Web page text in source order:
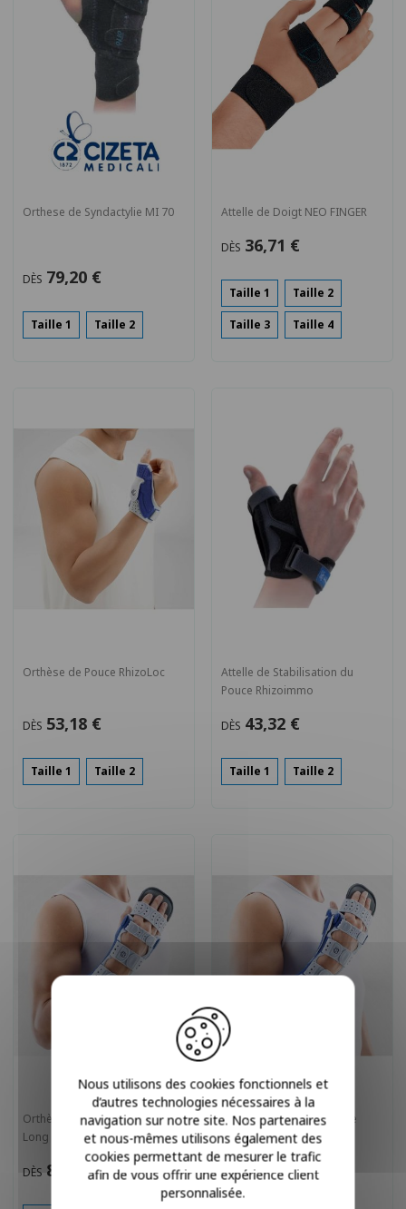
Orthese de Syndactylie MI 70
DÈS 79,20 €
Taille 1 Taille 2
Attelle de Doigt NEO FINGER
DÈS 36,71 €
Taille 1 Taille 2
Taille 3 Taille 4
Orthèse de Pouce RhizoLoc
DÈS 53,18 €
Taille 1 Taille 2
Attelle de Stabilisation du
Pouce Rhizoimmo
DÈS 43,32 €
Taille 1 Taille 2
Orthèse de Poignet ManuLoc
Long Plus
DÈS 83,18 €
Orthèse de Poignet Pouce
ManuLoc Rhizo Long Plus
DÈS 94,40 €
Nous utilisons des cookies fonctionnels et
d’autres technologies nécessaires à la
navigation sur notre site. Nos partenaires
et nous-mêmes utilisons également des
cookies permettant de mesurer le trafic
afin de vous offrir une expérience client
personnalisée.